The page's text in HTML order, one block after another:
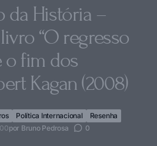
da História –
“O regresso
o fim dos
Kagan (2008)
Política Internacional
Resenha
por Bruno Pedrosa 0